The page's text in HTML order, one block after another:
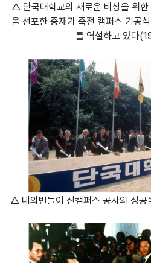
△ 단국대학교의 새로운 비상을 위한
을 선포한 중재가 죽전 캠퍼스 기공
를 역설하고 있다
△ 내외빈들이 신캠퍼스 공사의 성공